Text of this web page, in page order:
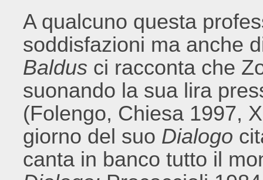
A qualcuno questa
soddisfazioni ma anche
Baldus ci racconta che
suonando la sua lira
(Folengo, Chiesa 1997,
giorno del suo Dialogo
canta in banco tutto il